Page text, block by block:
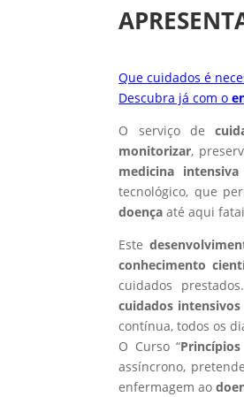
Que cuidados é
Descubra já com o
O serviço de
monitorizar,
medicina intensiva
tecnológico, que
doença até aqui
Este
conhecimento
cuidados
cuidados intensivos
contínua, todos os
O Curso “
assíncrono,
enfermagem ao